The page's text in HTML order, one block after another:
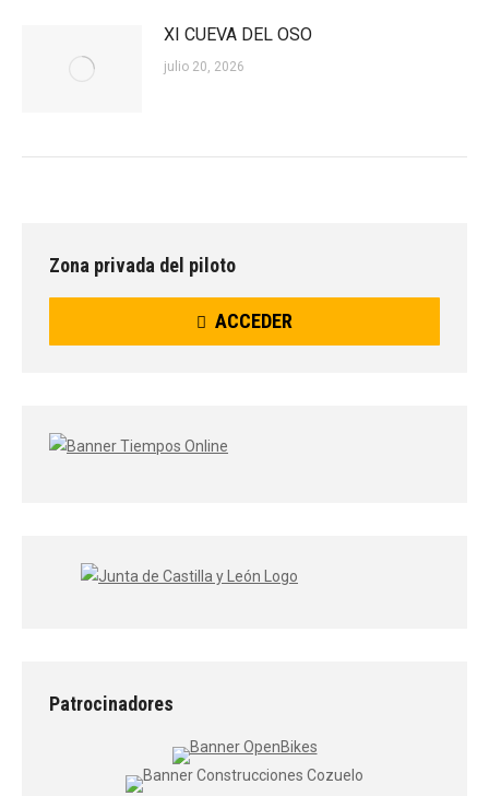
XI CUEVA DEL OSO
julio 20, 2026
Zona privada del piloto
ACCEDER
Patrocinadores